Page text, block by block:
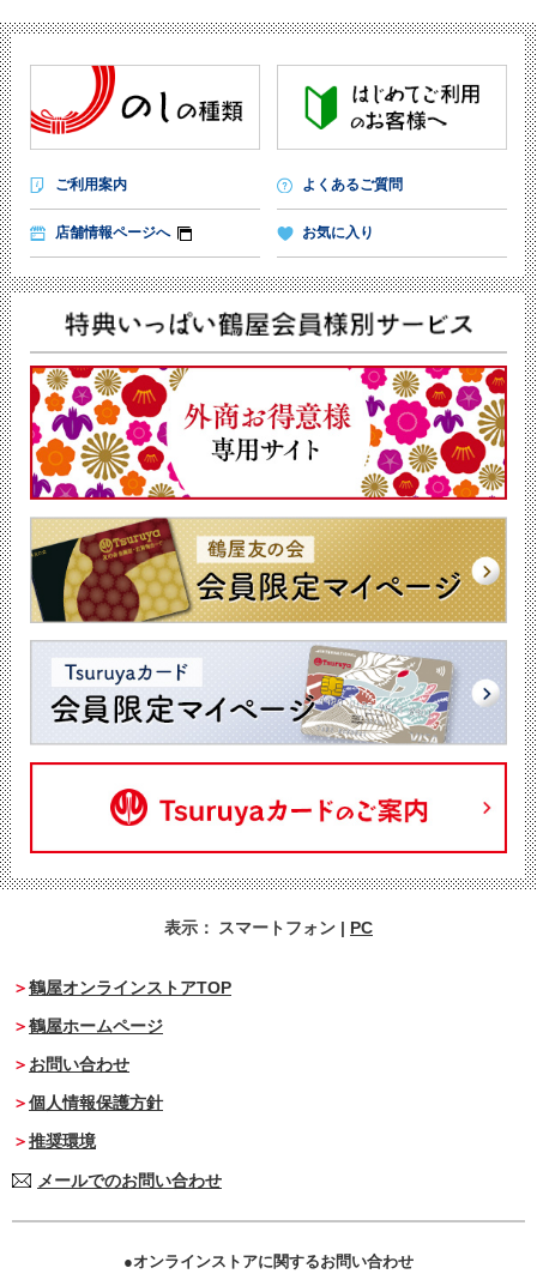
ご利用案内 よくあるご質問
店舗情報ページへ お気に入り
表示： スマートフォン | PC
鶴屋オンラインストアTOP
鶴屋ホームページ
お問い合わせ
個人情報保護方針
推奨環境
メールでのお問い合わせ
オンラインストアに関するお問い合わせ